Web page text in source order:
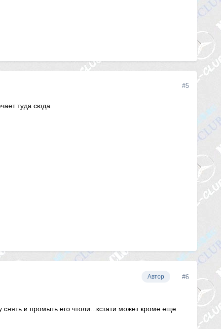
#5
туда сюда
Автор #6
и промыть его чтоли...кстати может кроме еще